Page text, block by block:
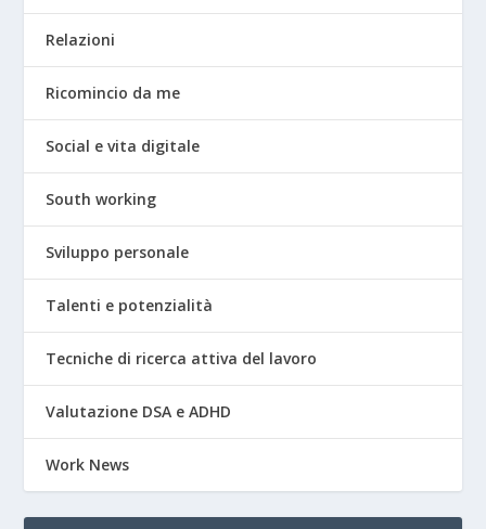
Relazioni
Ricomincio da me
Social e vita digitale
South working
Sviluppo personale
Talenti e potenzialità
Tecniche di ricerca attiva del lavoro
Valutazione DSA e ADHD
Work News